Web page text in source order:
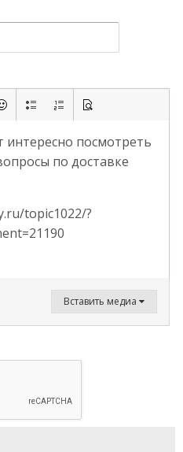
посмотреть
по доставке
topic1022/?
Вставить медиа